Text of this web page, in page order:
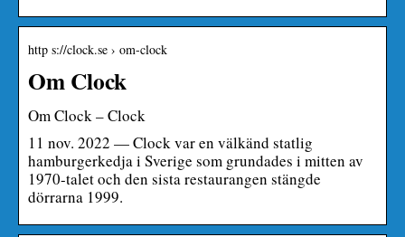
http s://clock.se › om-clock
Om Clock
Om Clock – Clock
11 nov. 2022 — Clock var en välkänd statlig
hamburgerkedja i Sverige som grundades i mitten av
1970-talet och den sista restaurangen stängde
dörrarna 1999.